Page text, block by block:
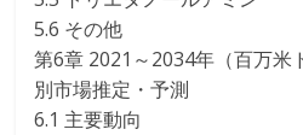
5.6 その他
第6章 2021～2034年（百万米
別市場推定・予測
6.1 主要動向